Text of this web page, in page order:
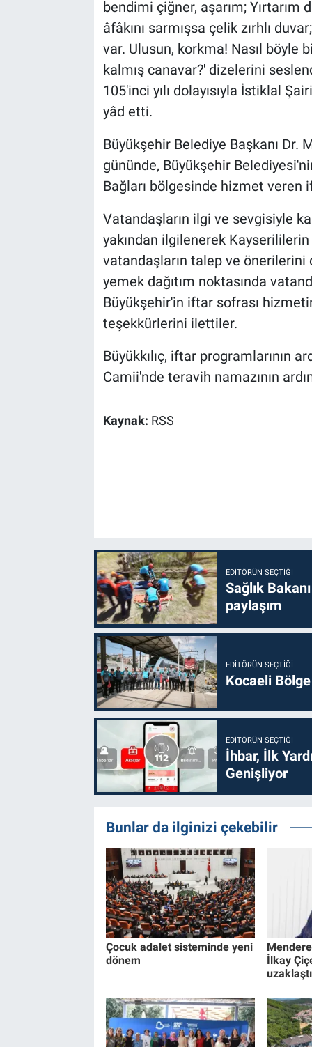
bendimi çiğner, aşarım; Yırtarım
âfâkını sarmışsa çelik zırhlı
var. Ulusun, korkma! Nasıl böyle
kalmış canavar?' dizelerini
105'inci yılı dolayısıyla İstiklal
yâd etti.
Büyükşehir Belediye Başkanı Dr.
gününde, Büyükşehir
Bağları bölgesinde hizmet veren
Vatandaşların ilgi ve sevgisiyle
yakından ilgilenerek Kayserililerin
vatandaşların talep ve
yemek dağıtım noktasında
Büyükşehir'in iftar sofrası
teşekkürlerini ilettiler.
Büyükkılıç, iftar programlarının
Camii'nde teravih namazının
Kaynak: RSS
EDITÖRÜN SEÇTIĞI
Sağlık
paylaşım
EDITÖRÜN SEÇTIĞI
Kocaeli
EDITÖRÜN SEÇTIĞI
İhbar, İlk
Genişliyor
Bunlar da ilginizi çekebilir
Çocuk adalet sisteminde yeni
dönem
İlkay